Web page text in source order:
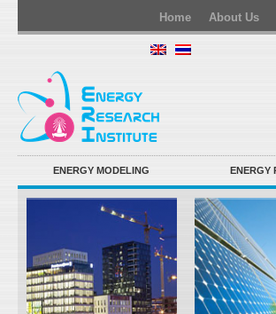
Home About Us
ENERGY MODELING ENERGY